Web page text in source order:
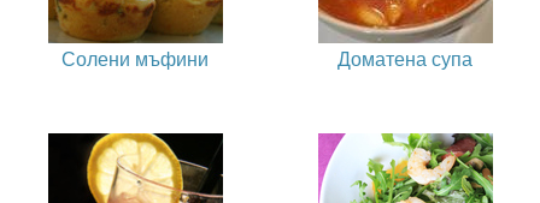
Солени мъфини Доматена супа